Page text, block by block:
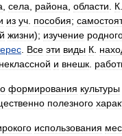
села района области К
из уч пособия; самостоят
жизни); изучение
Все эти виды К
и внешк
формирования культуры
полезного
использования